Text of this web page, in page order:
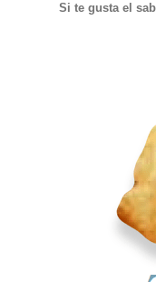
Si te gusta el